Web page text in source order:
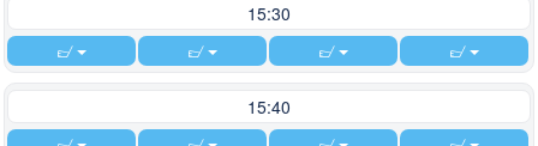
15:30
15:40